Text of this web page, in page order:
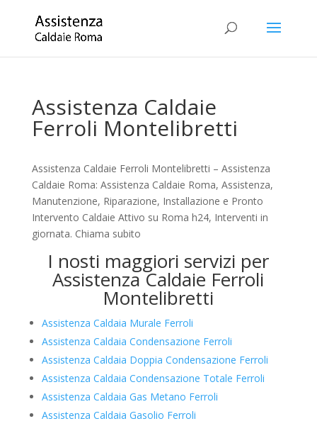
Assistenza Caldaie
Ferroli Montelibretti
Assistenza Caldaie Ferroli Montelibretti – Assistenza
Caldaie Roma: Assistenza Caldaie Roma, Assistenza,
Manutenzione, Riparazione, Installazione e Pronto
Intervento Caldaie Attivo su Roma h24, Interventi in
giornata. Chiama subito
I nosti maggiori servizi per
Assistenza Caldaie Ferroli
Montelibretti
Assistenza Caldaia Murale Ferroli
Assistenza Caldaia Condensazione Ferroli
Assistenza Caldaia Doppia Condensazione Ferroli
Assistenza Caldaia Condensazione Totale Ferroli
Assistenza Caldaia Gas Metano Ferroli
Assistenza Caldaia Gasolio Ferroli